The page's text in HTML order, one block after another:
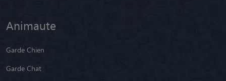
Animaute
Garde Chien
Garde Chat